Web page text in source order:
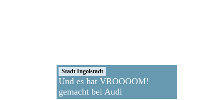
Stadt Ingolstadt
Und es hat VROOOOM!
gemacht bei Audi